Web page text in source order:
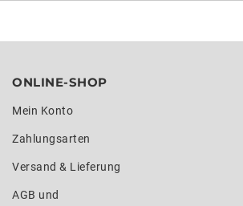
ONLINE-SHOP
Mein Konto
Zahlungsarten
Versand & Lieferung
AGB und